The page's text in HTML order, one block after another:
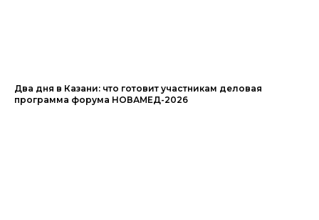
Два дня в Казани: что готовит участникам деловая
программа форума НОВАМЕД-2026